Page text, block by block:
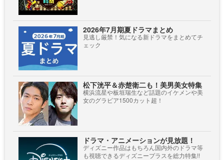
2026年7月期夏ドラマまとめ
見逃し厳禁！気になる新ドラマをまとめてチ
ェック
松下洸平＆赤楚衛二も！美男美女特集
横浜流星や板垣瑞生など話題のイケメンや美
女のグラビア1500カット超！
ドラマ・アニメーションが見放題！
ディズニー作品はもちろん国内外のドラマ等
も視聴できるディズニープラスを総力特集!!